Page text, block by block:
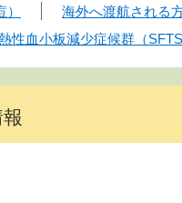
海外へ渡航される
性血小板減少症候群（SFTS